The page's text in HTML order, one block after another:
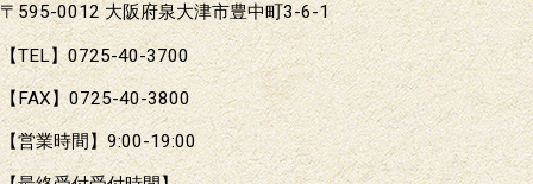
〒595-0012 大阪府泉大津市豊中町3-6-1
【TEL】0725-40-3700
【FAX】0725-40-3800
【営業時間】9:00-19:00